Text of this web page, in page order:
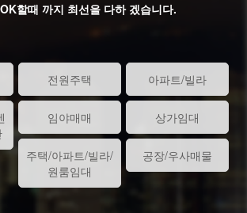
할때 까지 최선을 다하 겠습니다.
전원주택 아파트/빌라
임야매매 상가임대
주택/아파트/빌라/
원룸임대
공장/우사매물